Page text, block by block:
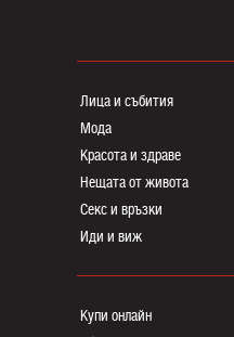
Лица и събития
Мода
Красота и здраве
Нещата от живота
Секс и връзки
Иди и виж
Купи онлайн